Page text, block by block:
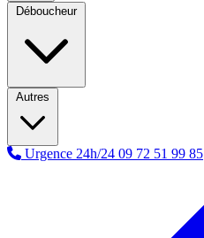
Déboucheur
Autres
Urgence 24h/24 09 72 51 99 85